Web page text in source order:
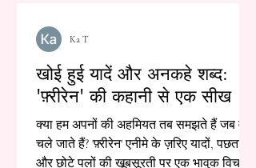
खोई हुई यादें और अनकहे शब्द:
'फ़्रीरेन' की कहानी से एक सीख
क्या हम अपनों की अहमियत तब समझते हैं जब वे
चले जाते हैं? 'फ़्रीरेन' एनीमे के ज़रिए यादों, पछतावे
और छोटे पलों की खूबसूरती पर एक भावुक विचार।
Ka T